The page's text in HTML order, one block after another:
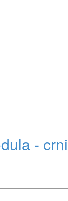
- crni